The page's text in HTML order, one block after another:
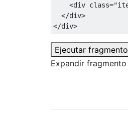
<div class=
</div>
</div>
Ejecutar
Expandir fragmento